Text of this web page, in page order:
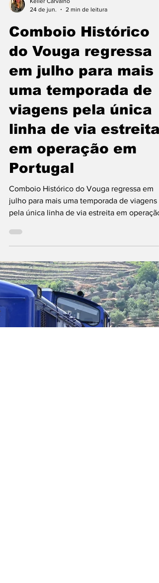
Keller Carvalho
24 de jun.
2 min de leitura
Comboio Histórico
do Vouga regressa
em julho para mais
uma temporada de
viagens pela única
linha de via estreita
em operação em
Portugal
pela única linha de via estreita em operação
em Portugal